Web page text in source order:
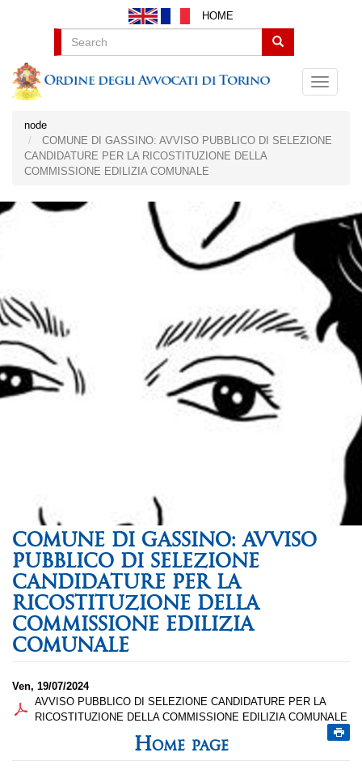
HOME
Search
node
COMUNE DI GASSINO: AVVISO PUBBLICO DI SELEZIONE
CANDIDATURE PER LA RICOSTITUZIONE DELLA
COMMISSIONE EDILIZIA COMUNALE
COMUNE DI GASSINO: AVVISO
PUBBLICO DI SELEZIONE
CANDIDATURE PER LA
RICOSTITUZIONE DELLA
COMMISSIONE EDILIZIA
COMUNALE
Ven, 19/07/2024
AVVISO PUBBLICO DI SELEZIONE CANDIDATURE PER LA
RICOSTITUZIONE DELLA COMMISSIONE EDILIZIA COMUNALE
Home page